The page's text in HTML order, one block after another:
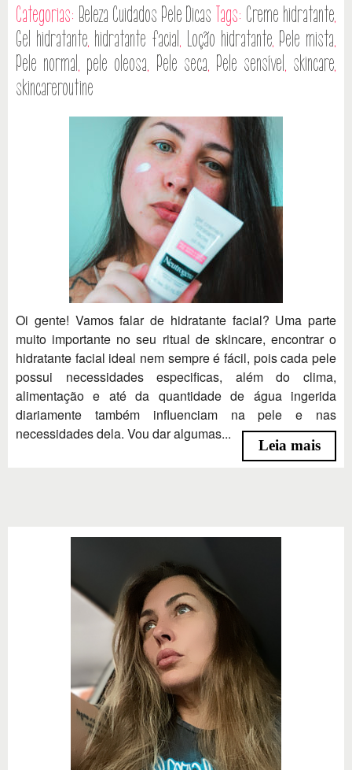
Categorias: Beleza Cuidados Pele Dicas Tags: Creme hidratante,
Gel hidratante, hidratante facial, Loção hidratante, Pele mista,
Pele normal, pele oleosa, Pele seca, Pele sensível, skincare,
skincareroutine
Oi gente! Vamos falar de hidratante facial? Uma parte
muito importante no seu ritual de skincare, encontrar o
hidratante facial ideal nem sempre é fácil, pois cada pele
possui necessidades especificas, além do clima,
alimentação e até da quantidade de água ingerida
diariamente também influenciam na pele e nas
necessidades dela. Vou dar algumas...
Leia mais